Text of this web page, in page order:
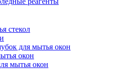
стекол
для мытья окон
окон
мытья окон